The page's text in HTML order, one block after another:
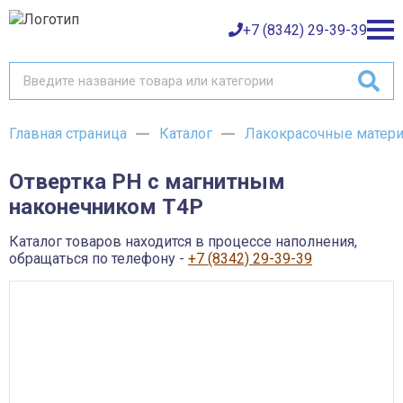
+7 (8342) 29-39-39
Каталог товаров
Баки и емкости АНИОН
Газовое оборудование
Запорная и регулирующая арматура
Инструмент
О компании
Оплата
Доставка
Главная страница Каталог Лакокрасочные
Отвертка PH с магнитным
наконечником T4P
Каталог товаров находится в процессе наполнения,
обращаться по телефону - +7 (8342) 29-39-39